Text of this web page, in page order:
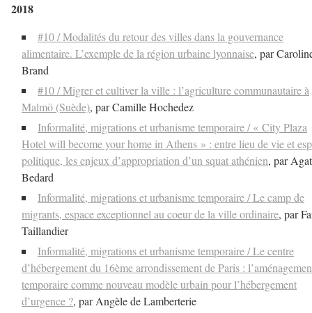
2018
#10 / Modalités du retour des villes dans la gouvernance
alimentaire. L’exemple de la région urbaine lyonnaise, par
Brand
#10 / Migrer et cultiver la ville : l’agriculture communautaire à
Malmö (Suède), par Camille Hochedez
Informalité, migrations et urbanisme temporaire / « City Plaza
Hotel will become your home in Athens » : entre lieu de vie et
politique, les enjeux d’appropriation d’un squat athénien, par
Bedard
Informalité, migrations et urbanisme temporaire / Le camp de
migrants, espace exceptionnel au coeur de la ville ordinaire, par
Taillandier
Informalité, migrations et urbanisme temporaire / Le centre
d’hébergement du 16ème arrondissement de Paris :
temporaire comme nouveau modèle urbain pour l’hébergement
d’urgence ?, par Angèle de Lamberterie